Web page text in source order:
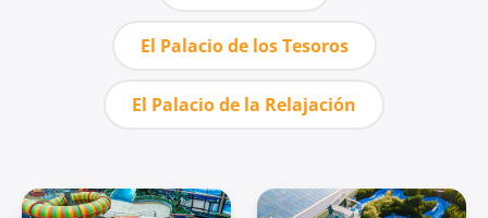
El Palacio de los Tesoros
El Palacio de la Relajación